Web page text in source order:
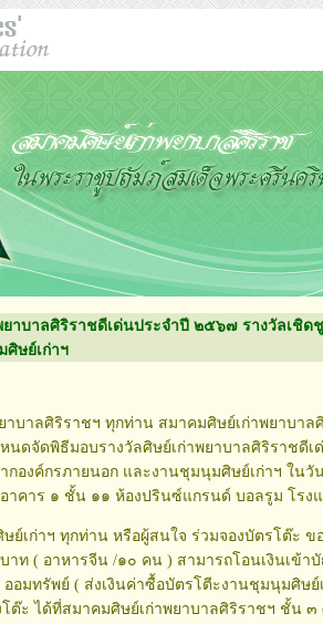
าบาลศิริราชดีเด่นประจำปี ๒๕๖๗ รางวัลเชิด
ษย์เก่าฯ
าบาลศิริราชฯ ทุกท่าน สมาคมศิษย์เก่าพยาบา
ดจัดพิธีมอบรางวัลศิษย์เก่าพยาบาลศิริราชดีเ
ากองค์กรภายนอก และงานชุมนุมศิษย์เก่าฯ ใน
คาร ๑ ชั้น ๑๑ ห้องปรินซ์แกรนด์ บอลรูม โรง
ย์เก่าฯ ทุกท่าน หรือผู้สนใจ ร่วมจองบัตรโต๊ะ
าท ( อาหารจีน /๑๐ คน ) สามารถโอนเงินเข้า
ออมทรัพย์ ( ส่งเงินค่าซื้อบัตรโตีะงานชุมนุมศิษ
ต๊ะ ได้ที่สมาคมศิษย์เก่าพยาบาลศิริราชฯ ชั้น